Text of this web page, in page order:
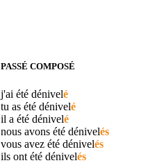
PASSÉ COMPOSÉ
j'ai été dénivelé
tu as été dénivelé
il a été dénivelé
nous avons été dénivelés
vous avez été dénivelés
ils ont été dénivelés